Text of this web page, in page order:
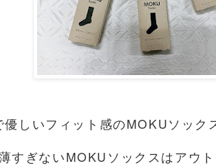
優しいフィット感のMOKUソック
すぎないMOKUソックスはアウ